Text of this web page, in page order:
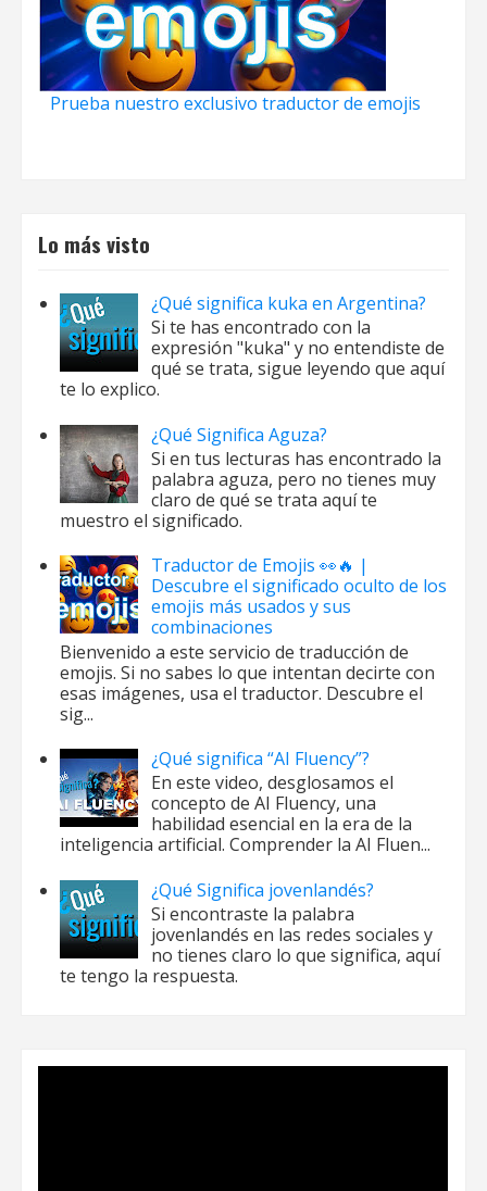
Prueba nuestro exclusivo traductor de emojis
Lo más visto
¿Qué significa kuka en Argentina?
Si te has encontrado con la
expresión "kuka" y no entendiste de
qué se trata, sigue leyendo que aquí
te lo explico.
¿Qué Significa Aguza?
Si en tus lecturas has encontrado la
palabra aguza, pero no tienes muy
claro de qué se trata aquí te
muestro el significado.
Traductor de Emojis 👀🔥 |
Descubre el significado oculto de los
emojis más usados y sus
combinaciones
Bienvenido a este servicio de traducción de
emojis. Si no sabes lo que intentan decirte con
esas imágenes, usa el traductor. Descubre el
sig...
¿Qué significa “AI Fluency”?
En este video, desglosamos el
concepto de AI Fluency, una
habilidad esencial en la era de la
inteligencia artificial. Comprender la AI Fluen...
¿Qué Significa jovenlandés?
Si encontraste la palabra
jovenlandés en las redes sociales y
no tienes claro lo que significa, aquí
te tengo la respuesta.